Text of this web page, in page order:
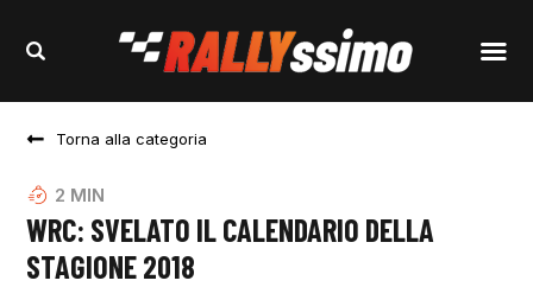
Torna alla categoria
2 MIN
WRC: SVELATO IL CALENDARIO DELLA
STAGIONE 2018